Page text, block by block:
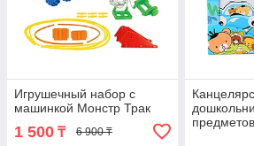
Игрушечный набор с
машинкой Монстр Трак
1 500 ₸ 6 900 ₸
предметов